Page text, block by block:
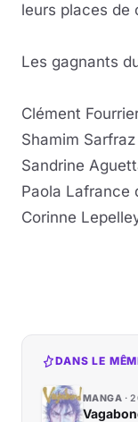
Jeux vidéo
Jeux de société
Musique
Sciences & Tech
leurs places de
Les gagnants
Clément
Shamim
Sandrine
Paola Lafrance
Corinne
DANS LE
MANGA